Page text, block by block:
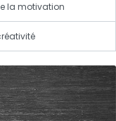
la motivation